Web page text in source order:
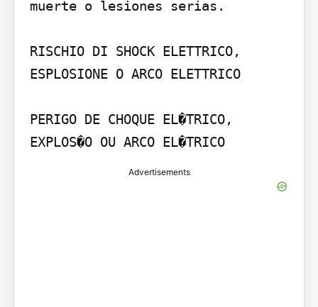
muerte o lesiones serias.
RISCHIO DI SHOCK ELETTRICO,
ESPLOSIONE O ARCO ELETTRICO
PERIGO DE CHOQUE EL�TRICO,
EXPLOS�O OU ARCO EL�TRICO
Advertisements